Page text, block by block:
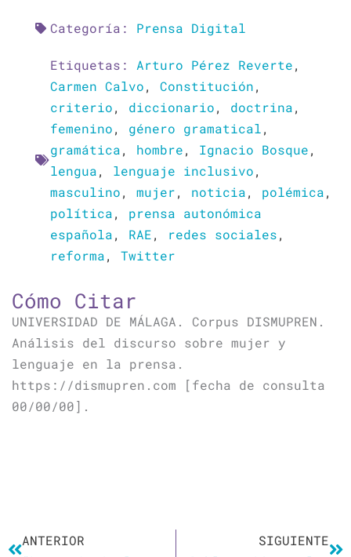
Categoría: Prensa Digital
Etiquetas: Arturo Pérez Reverte,
Carmen Calvo, Constitución,
criterio, diccionario, doctrina,
femenino, género gramatical,
gramática, hombre, Ignacio Bosque,
lengua, lenguaje inclusivo,
masculino, mujer, noticia, polémica,
política, prensa autonómica
española, RAE, redes sociales,
reforma, Twitter
Cómo Citar
UNIVERSIDAD DE MÁLAGA. Corpus DISMUPREN.
Análisis del discurso sobre mujer y
lenguaje en la prensa.
https://dismupren.com [fecha de consulta
00/00/00].
ANTERIOR
SIGUIENTE